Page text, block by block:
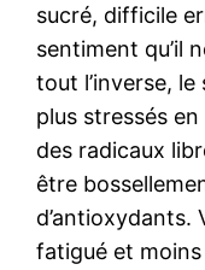
sucré, difficile
sentiment qu’il
tout l’inverse,
plus stressés
des radicaux
être
d’antioxydants.
fatigué et